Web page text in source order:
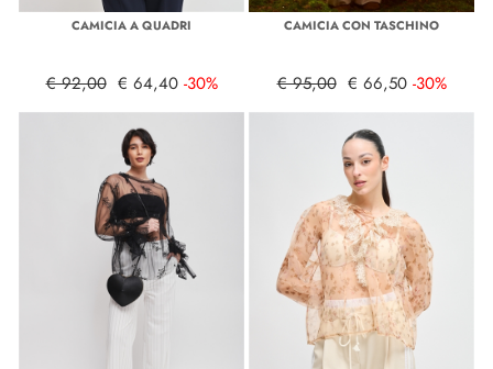
CAMICIA A QUADRI
€ 92,00 € 64,40 -30%
CAMICIA CON TASCHINO
€ 95,00 € 66,50 -30%